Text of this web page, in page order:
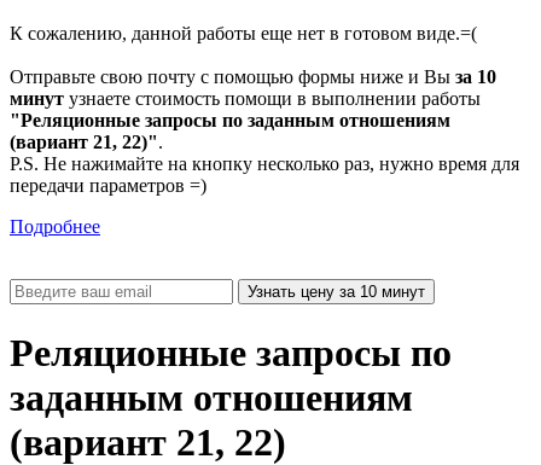
К сожалению, данной работы еще нет в готовом виде.=(
Отправьте свою почту с помощью формы ниже и Вы за 10
минут узнаете стоимость помощи в выполнении работы
"Реляционные запросы по заданным отношениям
(вариант 21, 22)".
P.S. Не нажимайте на кнопку несколько раз, нужно время для
передачи параметров =)
Подробнее
Реляционные запросы по
заданным отношениям
(вариант 21, 22)